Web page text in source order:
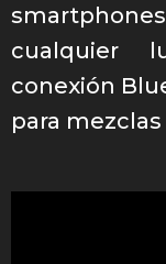
cualquier
conexión
para